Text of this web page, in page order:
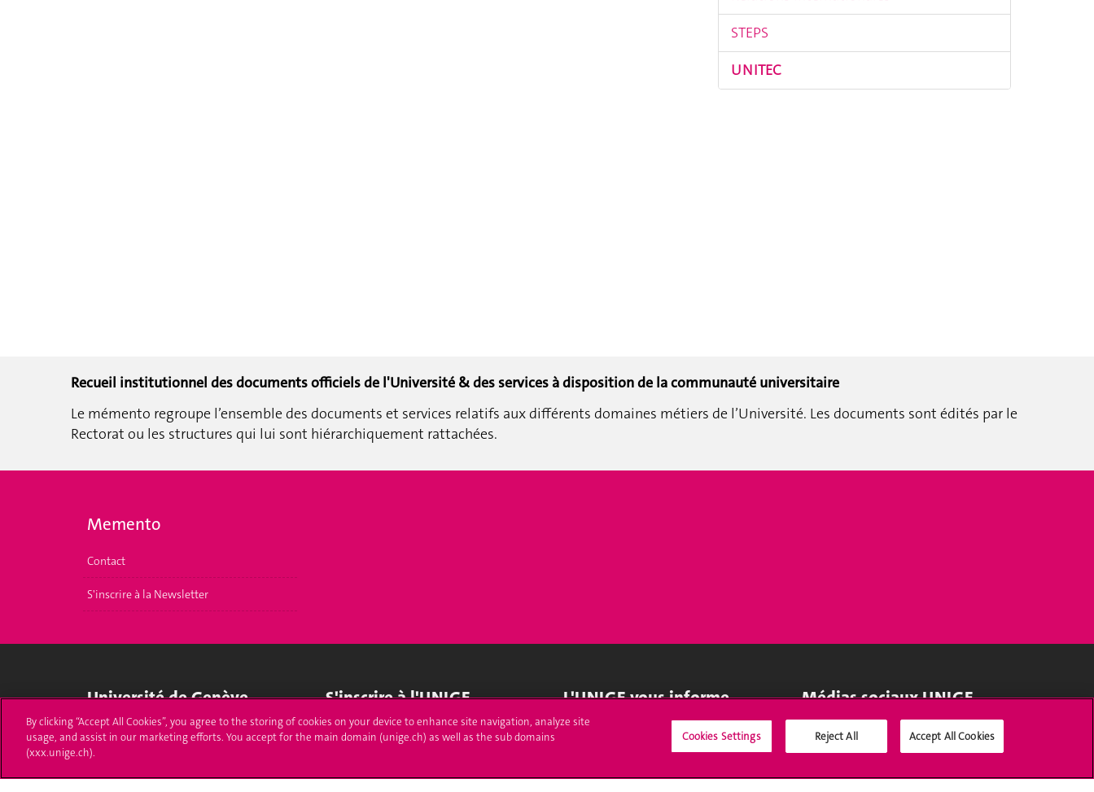
STEPS
UNITEC
Recueil institutionnel des documents officiels de l'Université & des services à disposition de la communauté universitaire
Le mémento regroupe l’ensemble des documents et services relatifs aux différents domaines métiers de l’Université. Les documents sont édités par le
Rectorat ou les structures qui lui sont hiérarchiquement rattachées.
Memento
Contact
S'inscrire à la Newsletter
Université de Genève
24 rue du Général-Dufour
1211 Genève 4
F. +41 (0)22 379 11 34
S'inscrire à l'UNIGE
Immatriculations
L'UNIGE vous informe Médias sociaux UNIGE
By clicking “Accept All Cookies”, you agree to the storing of cookies on your device to enhance site navigation, analyze site
usage, and assist in our marketing efforts. You accept for the main domain (unige.ch) as well as the sub domains
(xxx.unige.ch).
Cookies Settings Reject All Accept All Cookies